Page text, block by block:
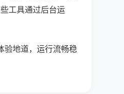
工具通过后台运
验地道，运行流畅稳